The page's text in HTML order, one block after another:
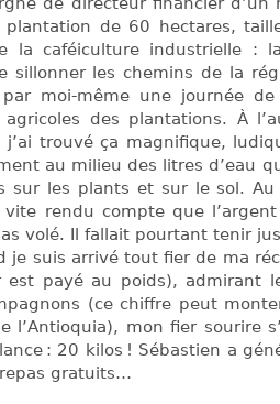
plantation de 60 hectares,
la caféiculture industrielle :
sillonner les chemins de la
moi-même une journée
agricoles des plantations. À
j’ai trouvé ça magnifique,
au milieu des litres d’eau
sur les plants et sur le sol.
vite rendu compte que
volé. Il fallait pourtant tenir
je suis arrivé tout fier de ma
est payé au poids), admirant
(ce chiffre peut
l’Antioquia), mon fier sourire
: 20 kilos ! Sébastien a
gratuits…